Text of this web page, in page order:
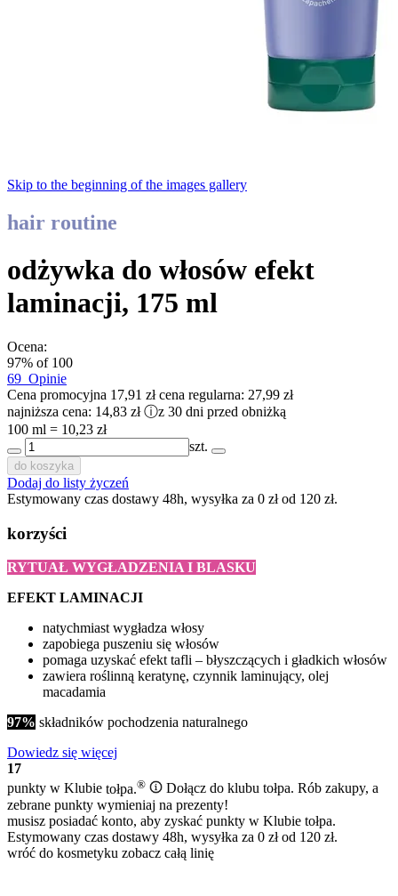
Skip to the beginning of the images gallery
hair routine
odżywka do włosów efekt
laminacji, 175 ml
Ocena:
97% of 100
69 Opinie
Cena promocyjna 17,91 zł cena regularna: 27,99 zł
najniższa cena: 14,83 zł ⓘz 30 dni przed obniżką
100 ml = 10,23 zł
szt.
do koszyka
Dodaj do listy życzeń
Estymowany czas dostawy 48h, wysyłka za 0 zł od 120 zł.
korzyści
RYTUAŁ WYGŁADZENIA I BLASKU
EFEKT LAMINACJI
natychmiast wygładza włosy
zapobiega puszeniu się włosów
pomaga uzyskać efekt tafli – błyszczących i gładkich włosów
zawiera roślinną keratynę, czynnik laminujący, olej
macadamia
97% składników pochodzenia naturalnego
Dowiedz się więcej
17
punkty w Klubie tołpa.®
Dołącz do klubu tołpa. Rób zakupy, a
zebrane punkty wymieniaj na prezenty!
musisz posiadać konto, aby zyskać punkty w Klubie tołpa.
Estymowany czas dostawy 48h, wysyłka za 0 zł od 120 zł.
wróć do kosmetyku zobacz całą linię